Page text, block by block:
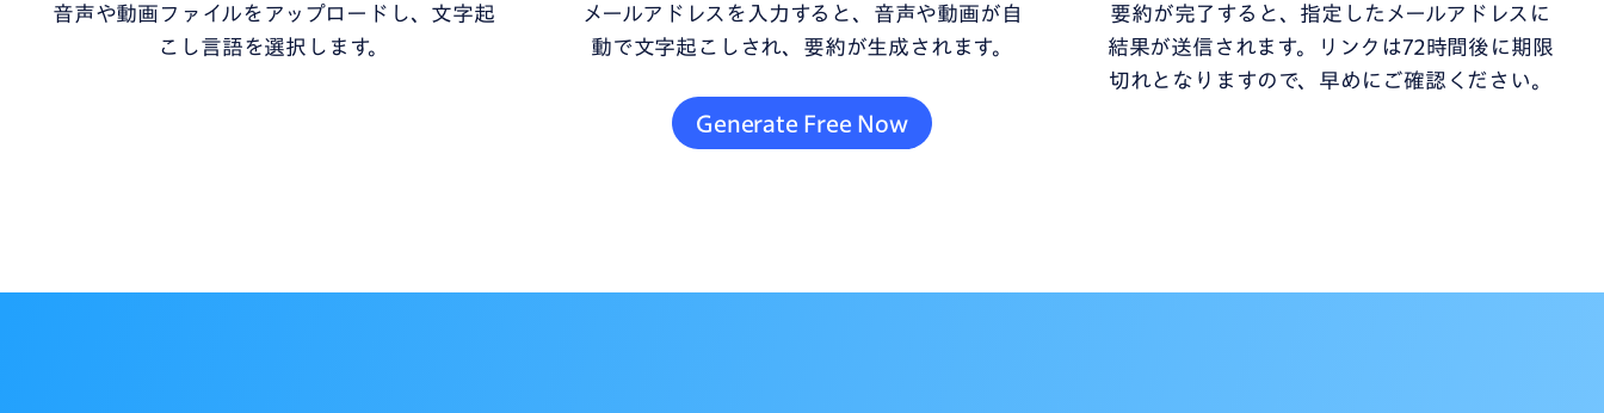
音声や動画ファイルをアップロードし、文字起
こし言語を選択します。
メールアドレスを入力すると、音声や動画が自
動で文字起こしされ、要約が生成されます。
要約が完了すると、指定したメールアドレスに
結果が送信されます。リンクは72時間後に期限
切れとなりますので、早めにご確認ください。
Generate Free Now